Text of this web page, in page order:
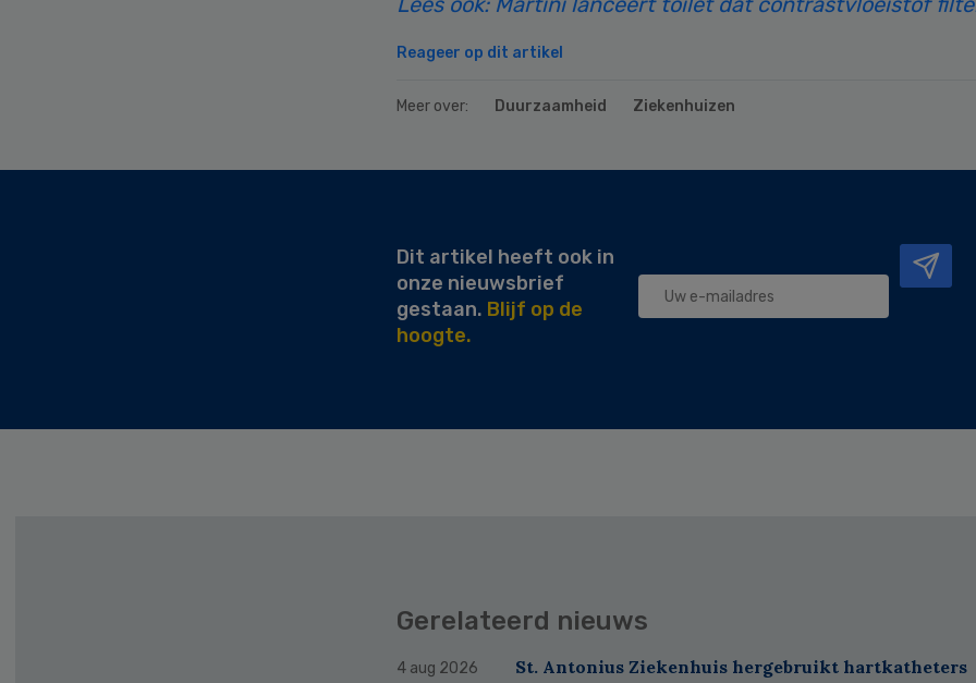
Reageer op dit artikel
Meer over: Duurzaamheid Ziekenhuizen
Dit artikel heeft ook in
onze nieuwsbrief
gestaan. Blijf op de
hoogte.
Gerelateerd nieuws
4 aug 2026 St. Antonius Ziekenhuis hergebruikt hartkatheters